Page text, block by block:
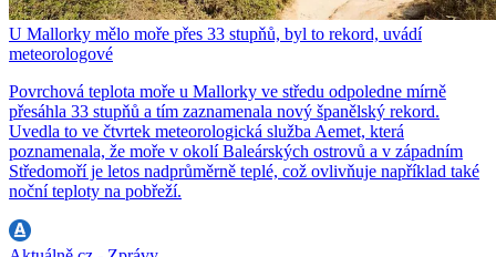
U Mallorky mělo moře přes 33 stupňů, byl to rekord, uvádí
meteorologové
Povrchová teplota moře u Mallorky ve středu odpoledne mírně
přesáhla 33 stupňů a tím zaznamenala nový španělský rekord.
Uvedla to ve čtvrtek meteorologická služba Aemet, která
poznamenala, že moře v okolí Baleárských ostrovů a v západním
Středomoří je letos nadprůměrně teplé, což ovlivňuje například také
noční teploty na pobřeží.